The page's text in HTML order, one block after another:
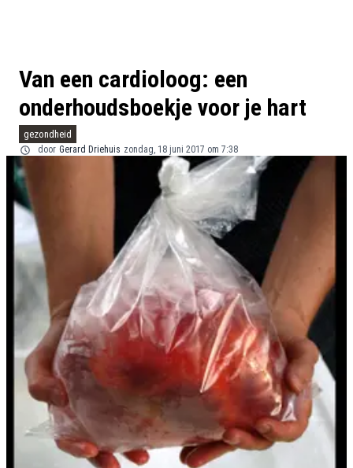
Van een cardioloog: een
onderhoudsboekje voor je hart
gezondheid
door Gerard Driehuis zondag, 18 juni 2017 om 7:38